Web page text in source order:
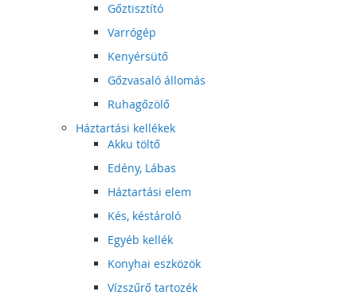
Gőztisztító
Varrógép
Kenyérsütő
Gőzvasaló állomás
Ruhagőzölő
Háztartási kellékek
Akku töltő
Edény, Lábas
Háztartási elem
Kés, késtároló
Egyéb kellék
Konyhai eszközök
Vízszűrő tartozék